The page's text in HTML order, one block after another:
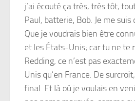
j’ai écouté ça très, très tôt,
Paul, batterie, Bob. Je me
Que je voudrais bien être
et les États-Unis; car tu ne te
Redding, ce n’est pas
Unis qu’en France. De
final. Et là où je voulais en